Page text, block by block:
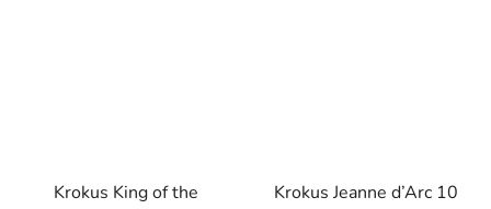
Krokus King of the
Krokus Jeanne d’Arc 10